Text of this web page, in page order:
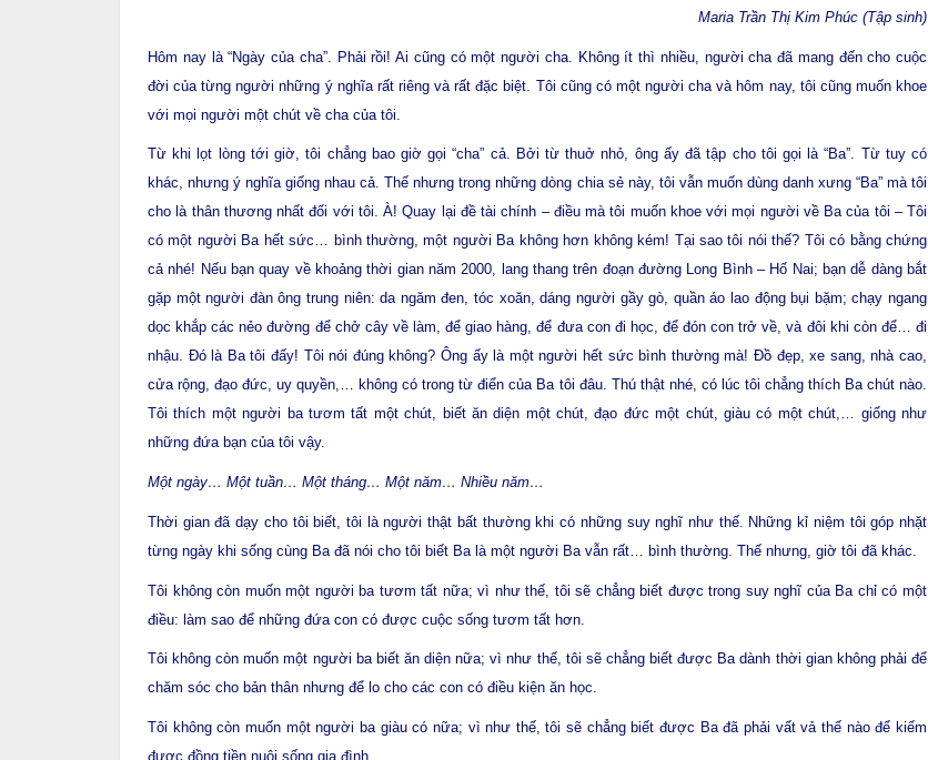
Maria Trần Thị Kim Phúc (Tập sinh)
Hôm nay là “Ngày của cha”. Phải rồi! Ai cũng có một người cha. Không ít thì nhiều, người cha đã mang đến cho cuộc
đời của từng người những ý nghĩa rất riêng và rất đặc biệt. Tôi cũng có một người cha và hôm nay, tôi cũng muốn khoe
với mọi người một chút về cha của tôi.
Từ khi lọt lòng tới giờ, tôi chẳng bao giờ gọi “cha” cả. Bởi từ thuở nhỏ, ông ấy đã tập cho tôi gọi là “Ba”. Từ tuy có
khác, nhưng ý nghĩa giống nhau cả. Thế nhưng trong những dòng chia sẻ này, tôi vẫn muốn dùng danh xưng “Ba” mà tôi
cho là thân thương nhất đối với tôi. À! Quay lại đề tài chính – điều mà tôi muốn khoe với mọi người về Ba của tôi – Tôi
có một người Ba hết sức… bình thường, một người Ba không hơn không kém! Tại sao tôi nói thế? Tôi có bằng chứng
cả nhé! Nếu bạn quay về khoảng thời gian năm 2000, lang thang trên đoạn đường Long Bình – Hố Nai; bạn dễ dàng bắt
gặp một người đàn ông trung niên: da ngăm đen, tóc xoăn, dáng người gầy gò, quần áo lao động bụi bặm; chạy ngang
dọc khắp các nẻo đường để chở cây về làm, để giao hàng, để đưa con đi học, để đón con trở về, và đôi khi còn để… đi
nhậu. Đó là Ba tôi đấy! Tôi nói đúng không? Ông ấy là một người hết sức bình thường mà! Đồ đẹp, xe sang, nhà cao,
cửa rộng, đạo đức, uy quyền,… không có trong từ điển của Ba tôi đâu. Thú thật nhé, có lúc tôi chẳng thích Ba chút nào.
Tôi thích một người ba tươm tất một chút, biết ăn diện một chút, đạo đức một chút, giàu có một chút,… giống như
những đứa bạn của tôi vậy.
Một ngày… Một tuần… Một tháng… Một năm… Nhiều năm…
Thời gian đã dạy cho tôi biết, tôi là người thật bất thường khi có những suy nghĩ như thế. Những kỉ niệm tôi góp nhặt
từng ngày khi sống cùng Ba đã nói cho tôi biết Ba là một người Ba vẫn rất… bình thường. Thế nhưng, giờ tôi đã khác.
Tôi không còn muốn một người ba tươm tất nữa; vì như thế, tôi sẽ chẳng biết được trong suy nghĩ của Ba chỉ có một
điều: làm sao để những đứa con có được cuộc sống tươm tất hơn.
Tôi không còn muốn một người ba biết ăn diện nữa; vì như thế, tôi sẽ chẳng biết được Ba dành thời gian không phải để
chăm sóc cho bản thân nhưng để lo cho các con có điều kiện ăn học.
Tôi không còn muốn một người ba giàu có nữa; vì như thế, tôi sẽ chẳng biết được Ba đã phải vất vả thế nào để kiếm
được đồng tiền nuôi sống gia đình.